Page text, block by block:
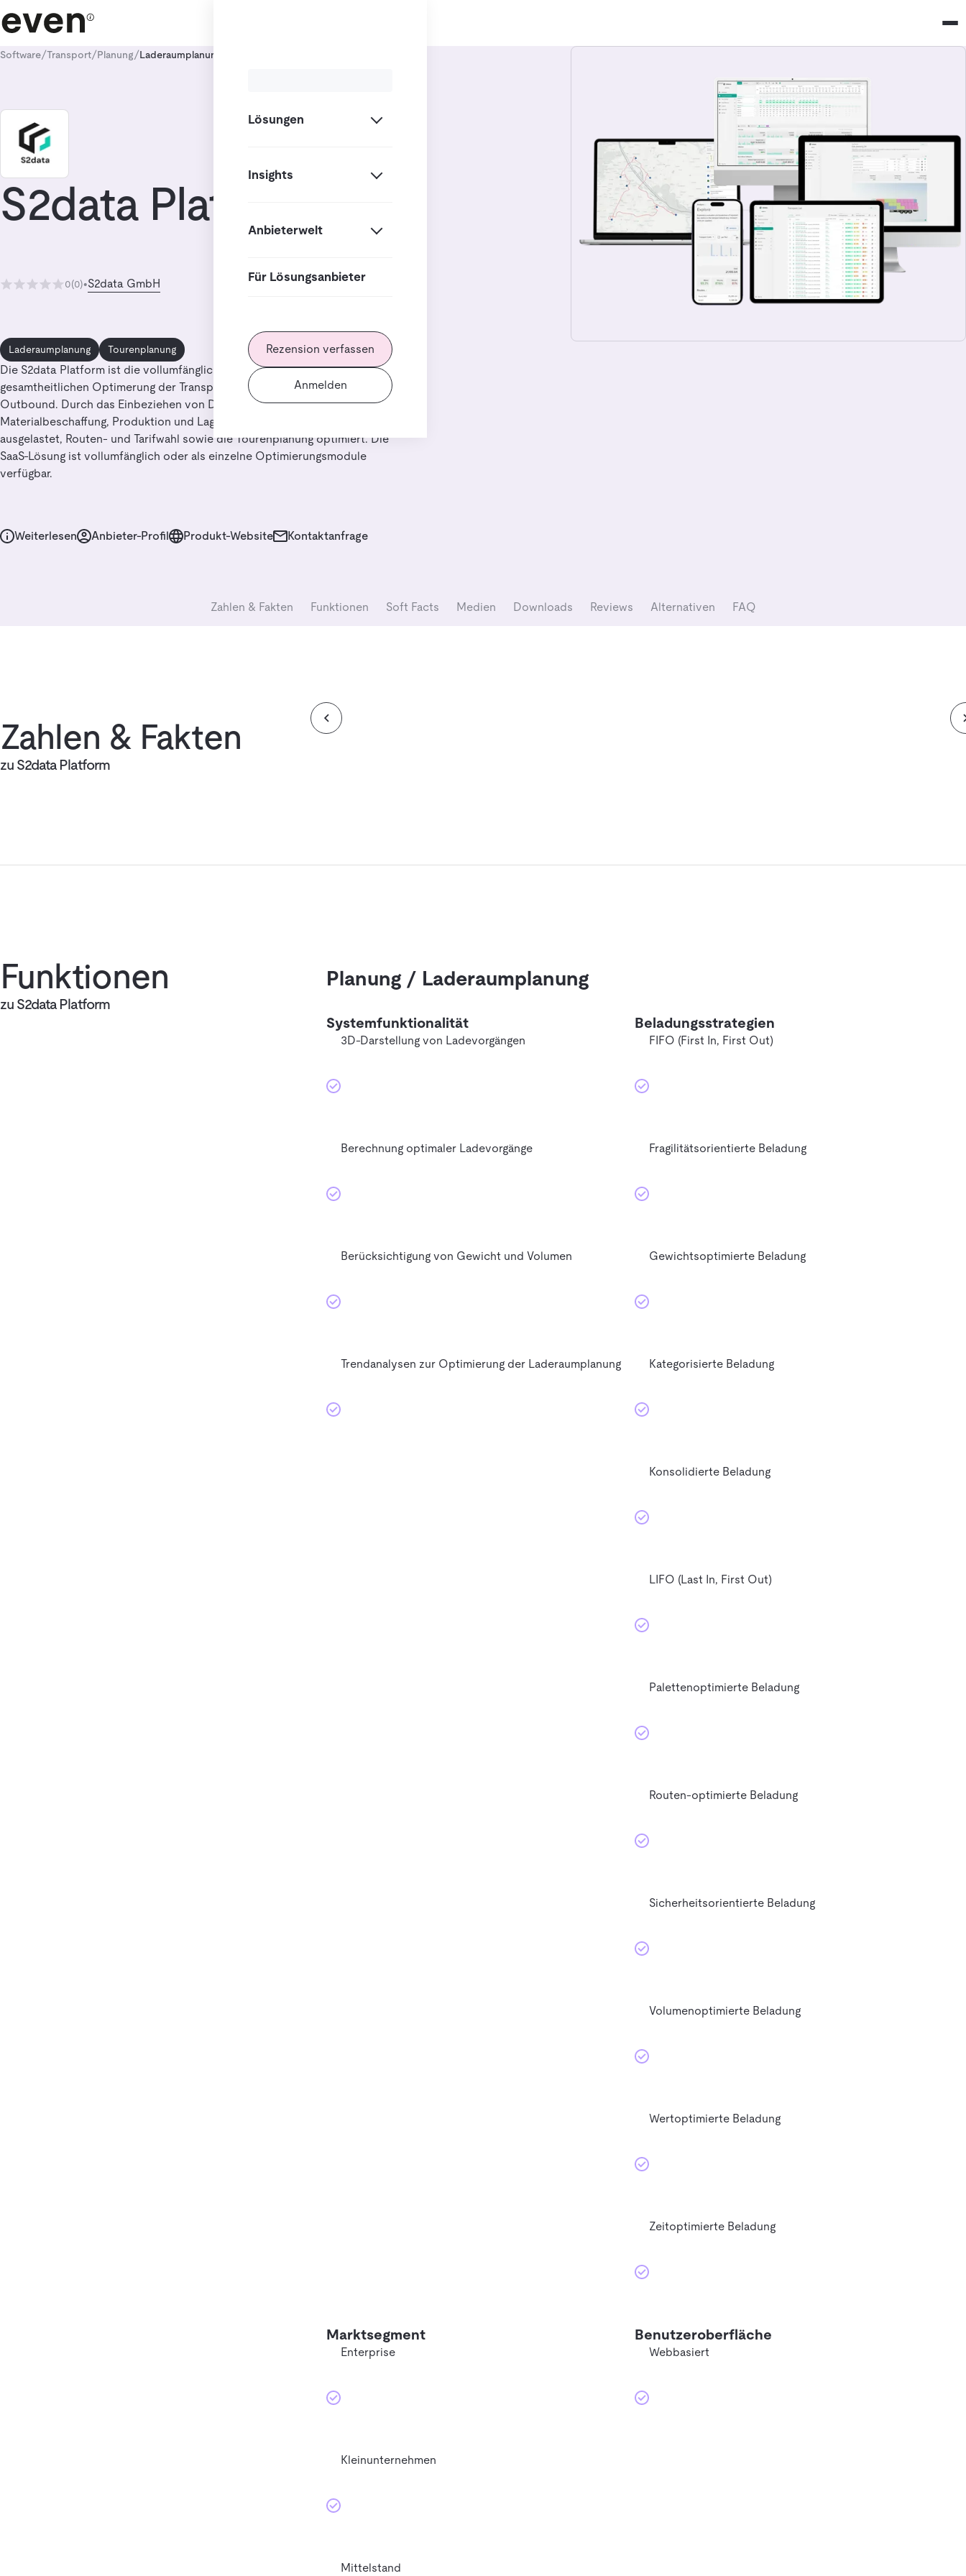
Lösungen
Insights
Anbieterwelt
Für Lösungsanbieter
Rezension verfassen
Anmelden
Software/Transport/Planung/Laderaumplanung
S2data Platform
0(0)•S2data GmbH
Laderaumplanung Tourenplanung
Die S2data Platform ist die vollumfängliche KI-basierte Softwarelösung zur
gesamtheitlichen Optimerung der Transportplanungsprozesse im In- und
Outbound. Durch das Einbeziehen von Daten aus der Logistik,
Materialbeschaffung, Produktion und Lager werden Transporte optimal
ausgelastet, Routen- und Tarifwahl sowie die Tourenplanung optimiert. Die
SaaS-Lösung ist vollumfänglich oder als einzelne Optimierungsmodule
verfügbar.
Weiterlesen Anbieter-Profil Produkt-Website Kontaktanfrage
Zahlen & Fakten Funktionen Soft Facts Medien Downloads Reviews Alternativen FAQ
Zahlen & Fakten
zu S2data Platform
Funktionen
zu S2data Platform
Planung / Laderaumplanung
Systemfunktionalität
3D-Darstellung von Ladevorgängen
Berechnung optimaler Ladevorgänge
Berücksichtigung von Gewicht und Volumen
Trendanalysen zur Optimierung der Laderaumplanung
Beladungsstrategien
FIFO (First In, First Out)
Fragilitätsorientierte Beladung
Gewichtsoptimierte Beladung
Kategorisierte Beladung
Konsolidierte Beladung
LIFO (Last In, First Out)
Palettenoptimierte Beladung
Routen-optimierte Beladung
Sicherheitsorientierte Beladung
Volumenoptimierte Beladung
Wertoptimierte Beladung
Zeitoptimierte Beladung
Marktsegment
Enterprise
Kleinunternehmen
Mittelstand
Benutzeroberfläche
Webbasiert